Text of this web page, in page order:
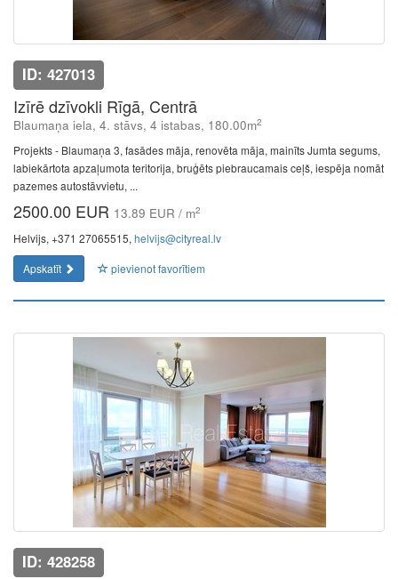
ID: 427013
Izīrē dzīvokli Rīgā, Centrā
Blaumaņa iela, 4. stāvs, 4 istabas, 180.00m2
Projekts - Blaumaņa 3, fasādes māja, renovēta māja, mainīts Jumta segums,
labiekārtota apzaļumota teritorija, bruģēts piebraucamais ceļš, iespēja nomāt
pazemes autostāvvietu, ...
2500.00 EUR 13.89 EUR / m2
Helvijs, +371 27065515, helvijs@cityreal.lv
Apskatīt
pievienot favorītiem
ID: 428258